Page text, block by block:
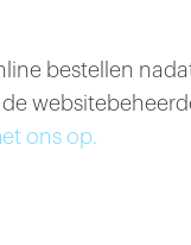
bestellen
ons op.